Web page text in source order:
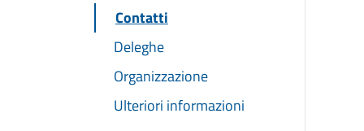
Contatti
Deleghe
Organizzazione
Ulteriori informazioni